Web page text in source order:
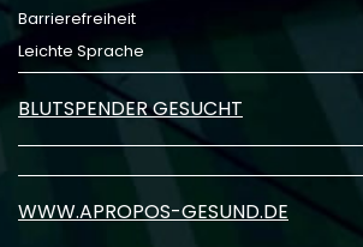
Barrierefreiheit
Leichte Sprache
BLUTSPENDER GESUCHT
WWW.APROPOS-GESUND.DE